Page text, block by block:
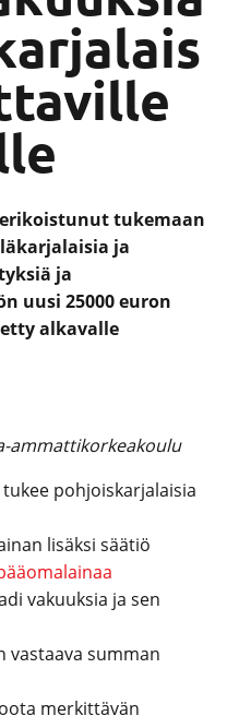
tukemaan
ja
ja
uusi 25000 euron
alkavalle
ammattikorkeakoulu
tukee pohjoiskarjalaisia
lisäksi säätiö
vakuuksia ja sen
vastaava summan
merkittävän